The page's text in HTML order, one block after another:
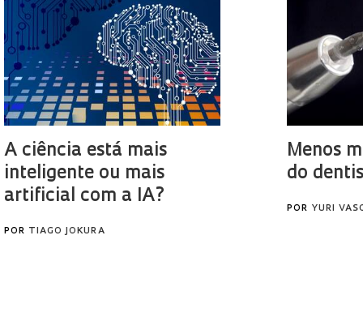
A ciência está mais
inteligente ou mais
artificial com a IA?
POR TIAGO JOKURA
Menos
do
POR YURI